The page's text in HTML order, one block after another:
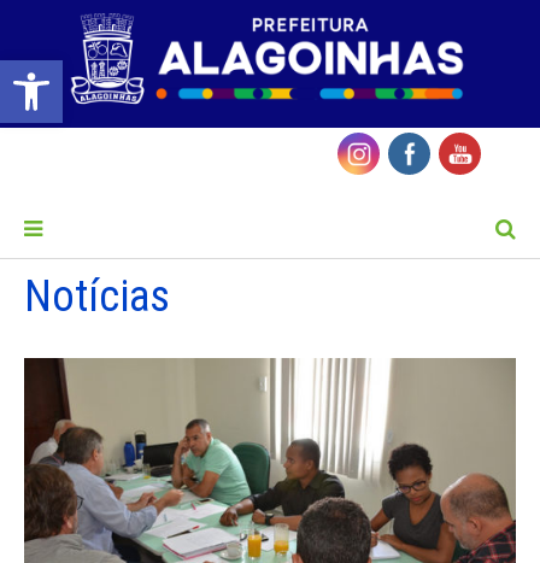
Barra de Ferramentas Aberta
Notícias